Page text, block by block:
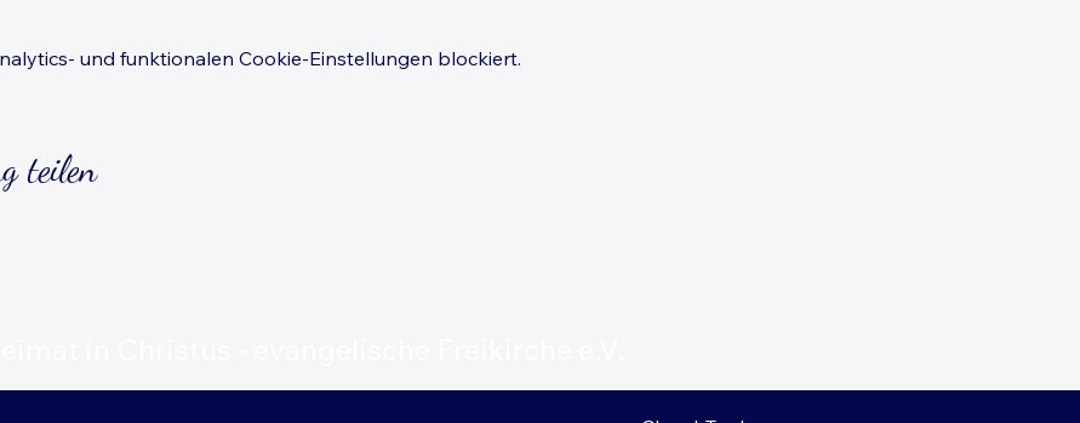
und funktionalen Cookie-Einstellungen blockiert.
teilen